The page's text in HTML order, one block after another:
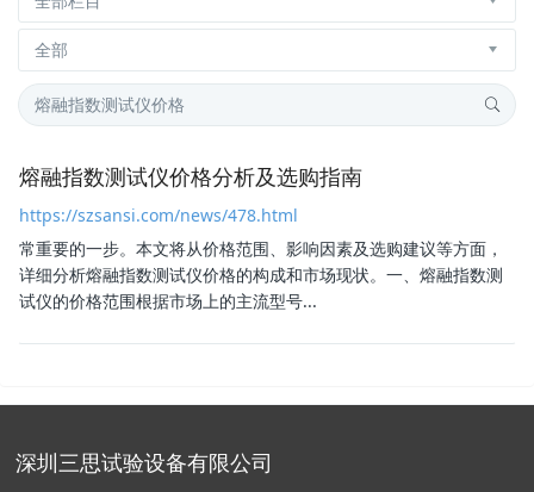
熔融指数测试仪价格分析及选购指南
https://szsansi.com/news/478.html
常重要的一步。本文将从价格范围、影响因素及选购建议等方面，
详细分析熔融指数测试仪价格的构成和市场现状。一、熔融指数测
试仪的价格范围根据市场上的主流型号...
深圳三思试验设备有限公司